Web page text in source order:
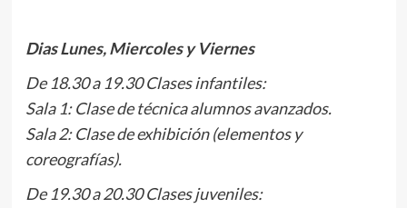
Dias Lunes, Miercoles y Viernes
De 18.30 a 19.30 Clases infantiles:
Sala 1: Clase de técnica alumnos avanzados.
Sala 2: Clase de exhibición (elementos y
coreografías).
De 19.30 a 20.30 Clases juveniles: